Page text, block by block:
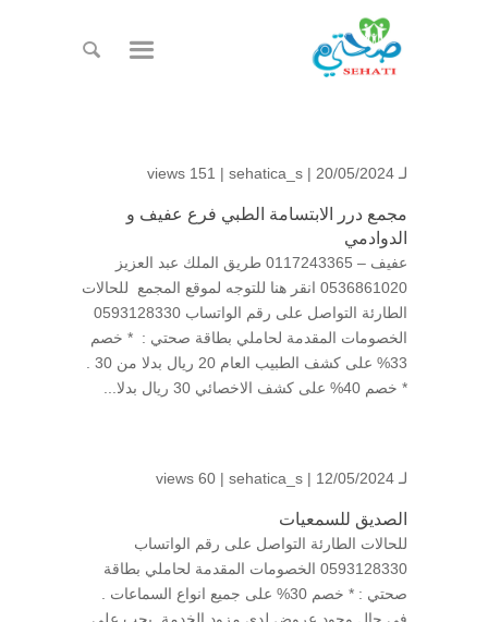
لـ sehatica_s | 20/05/2024 |
151 views
مجمع درر الابتسامة الطبي فرع عفيف و
الدوادمي
عفيف – 0117243365 طريق الملك عبد العزيز
0536861020 انقر هنا للتوجه لموقع المجمع للحالات
الطارئة التواصل على رقم الواتساب 0593128330
الخصومات المقدمة لحاملي بطاقة صحتي : * خصم
* خصم 40% على كشف الاخصائي 30 ريال بدلا...
لـ sehatica_s | 12/05/2024 |
60 views
الصديق للسمعيات
للحالات الطارئة التواصل على رقم الواتساب
0593128330 الخصومات المقدمة لحاملي بطاقة
صحتي : * خصم 30% على جميع انواع السماعات .